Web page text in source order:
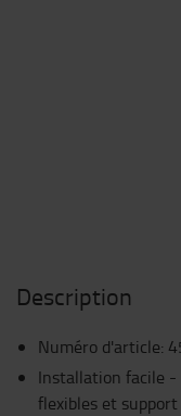
Description
Numéro d'article:
Installation facile -
flexibles et